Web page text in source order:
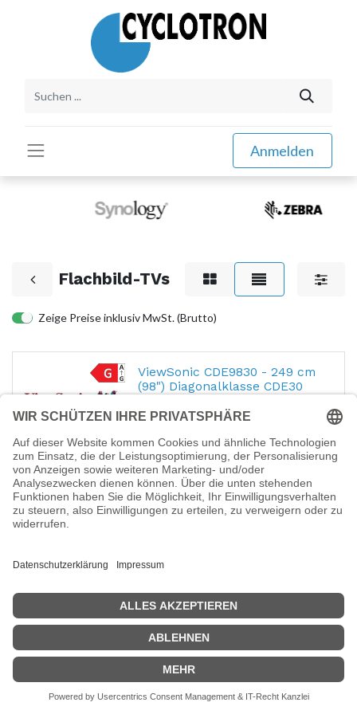
Anmelden
Flachbild-TVs
Zeige Preise inklusiv MwSt. (Brutto)
ViewSonic CDE9830 - 249 cm
(98") Diagonalklasse CDE30
Hintergrundbeleuchtung -
Mediaplayer - Android - 4K
UHD (2160p)
Hersteller-Nr.:CDE9830
EAN:0766907017526
ViewSonic CDE9830 - 249 cm (98")
Diagonalklasse CDE30 Series LCD-Display
Direct LED
ViewSonic CDE6530 - 164 cm
(65") Diagonalklasse CDE30
Series LCD-Display mit LED-
Hintergrundbeleuchtung -
Digital Signage - Android - 4K
UHD (2160p)